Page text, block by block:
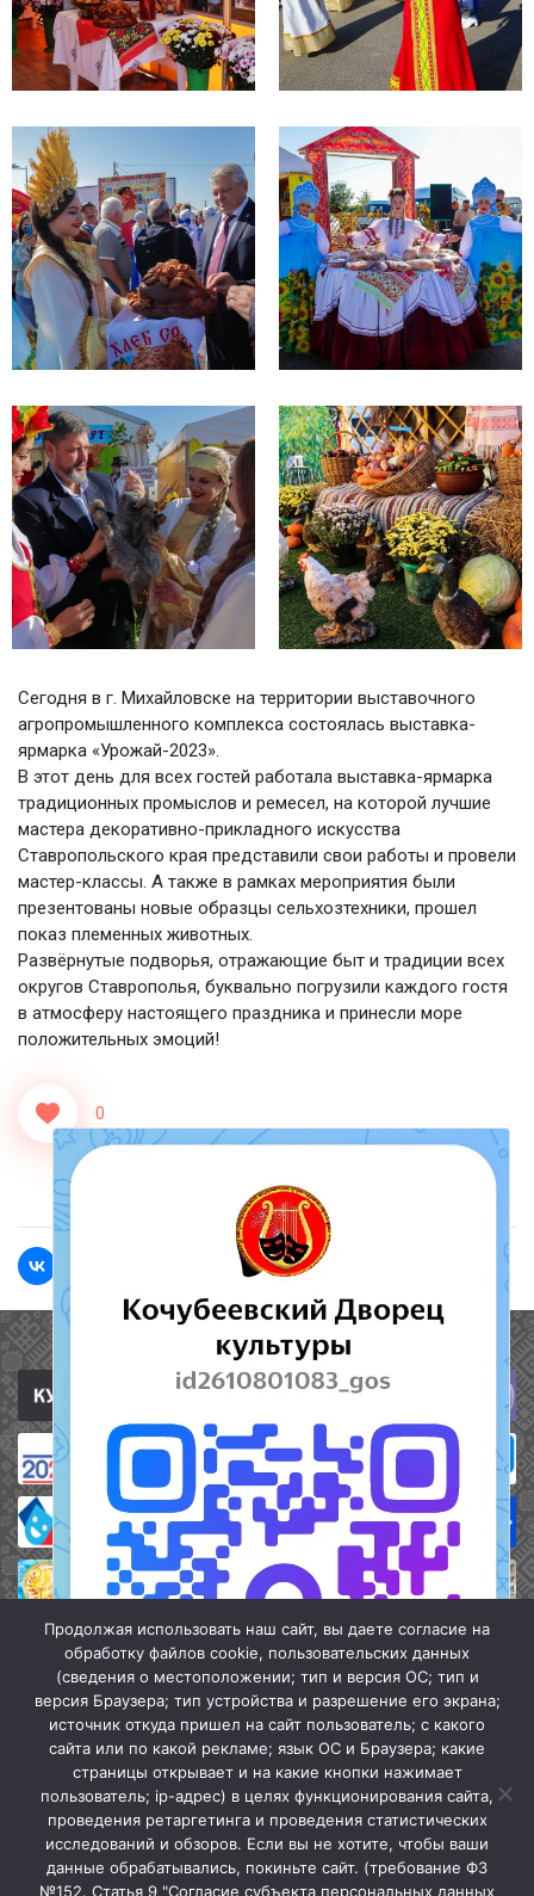
Мы в МАХ
Сегодня в г. Михайловске на территории выставочного
агропромышленного комплекса состоялась выставка-
ярмарка «Урожай-2023».
В этот день для всех гостей работала выставка-ярмарка
традиционных промыслов и ремесел, на которой лучшие
мастера декоративно-прикладного искусства
Ставропольского края представили свои работы и провели
мастер-классы. А также в рамках мероприятия были
презентованы новые образцы сельхозтехники, прошел
показ племенных животных.
Развёрнутые подворья, отражающие быт и традиции всех
округов Ставрополья, буквально погрузили каждого гостя
в атмосферу настоящего праздника и принесли море
положительных эмоций!
0
Полезные ссылки
«Кочубеевская централизованная клубная система» © 2026
Продолжая использовать наш сайт, вы даете согласие на
обработку файлов cookie, пользовательских данных
(сведения о местоположении; тип и версия ОС; тип и
версия Браузера; тип устройства и разрешение его экрана;
источник откуда пришел на сайт пользователь; с какого
сайта или по какой рекламе; язык ОС и Браузера; какие
страницы открывает и на какие кнопки нажимает
пользователь; ip-адрес) в целях функционирования сайта,
проведения ретаргетинга и проведения статистических
исследований и обзоров. Если вы не хотите, чтобы ваши
данные обрабатывались, покиньте сайт. (требование ФЗ
№152. Статья 9 "Согласие субъекта персональных данных